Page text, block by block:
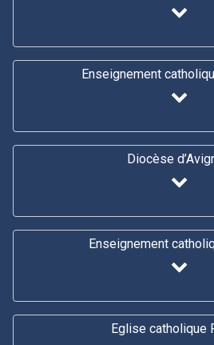
Enseignement
Diocèse
Enseignement
Eglise catholique